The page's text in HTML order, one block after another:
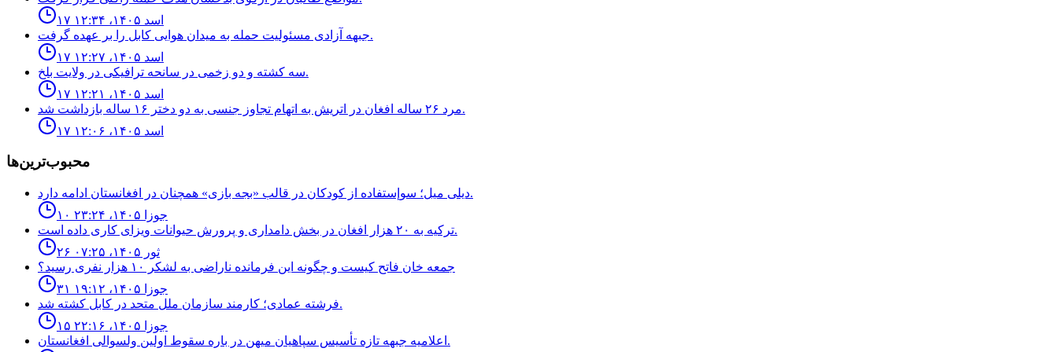
۱۷ اسد ۱۴۰۵، ۱۲:۳۴
جبهه آزادى مسئوليت حمله به ميدان هوايى كابل را بر عهده گرفت.
۱۷ اسد ۱۴۰۵، ۱۲:۲۷
سه كشته و دو زخمى در سانحه ترافيكى در ولايت بلخ.
۱۷ اسد ۱۴۰۵، ۱۲:۲۱
مرد ٢۶ ساله افغان در اتريش به اتهام تجاوز جنسى به دو دختر ١۶ ساله بازداشت شد.
۱۷ اسد ۱۴۰۵، ۱۲:۰۶
محبوب‌ترین‌ها
ديلى ميل؛ سوإستفاده از كودكان در قالب «بجه بازى» همچنان در افغانستان ادامه دارد.
۱۰ جوزا ۱۴۰۵، ۲۳:۲۴
ترکیه به ۲۰ هزار افغان در بخش دامداری و پرورش حیوانات ویزای کاری داده است.
۲۶ ثور ۱۴۰۵، ۰۷:۲۵
جمعه خان فاتح كيست و چگونه اين فرمانده ناراضى به لشكر ١٠ هزار نفرى رسيد؟
۳۱ جوزا ۱۴۰۵، ۱۹:۱۲
فرشته عمادى؛ كارمند سازمان ملل متحد در كابل كشته شد.
۱۵ جوزا ۱۴۰۵، ۲۲:۱۶
اعلاميه جبهه تازه تأسيس سپاهيان ميهن در باره سقوط اولين ولسوالى افغانستان.